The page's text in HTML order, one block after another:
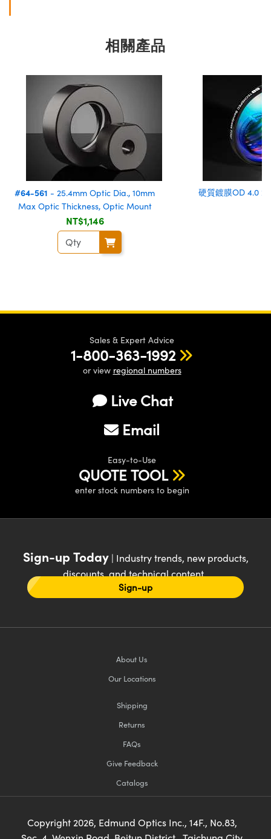
相關產品
#64-561 - 25.4mm Optic Dia., 10mm
Max Optic Thickness, Optic Mount
NT$1,146
硬質鍍膜OD 4.0
Sales & Expert Advice
1-800-363-1992
or view regional numbers
Live Chat
Email
Easy-to-Use
QUOTE TOOL
enter stock numbers to begin
Sign-up Today| Industry trends, new products,
discounts, and technical content
Sign-up
About Us
Our Locations
Shipping
Returns
FAQs
Give Feedback
Catalogs
Copyright 2026, Edmund Optics Inc., 14F., No.83,